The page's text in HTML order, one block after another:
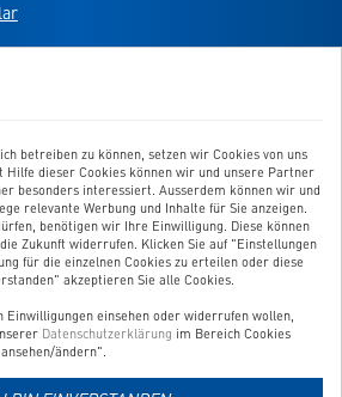
betreiben zu können, setzen wir Cookies von uns
Hilfe dieser Cookies können wir und unsere Partner
besonders interessiert. Ausserdem können wir und
relevante Werbung und Inhalte für Sie anzeigen.
benötigen wir Ihre Einwilligung. Diese können
Zukunft widerrufen. Klicken Sie auf "Einstellungen
für die einzelnen Cookies zu erteilen oder diese
akzeptieren Sie alle Cookies.
einsehen oder widerrufen wollen,
Datenschutzerklärung im Bereich Cookies
ändern".